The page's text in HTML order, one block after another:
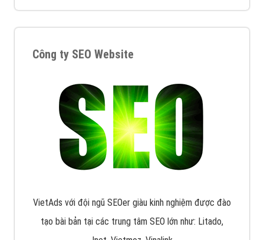
Công ty SEO Website
VietAds với đội ngũ SEOer giàu kinh nghiệm được đào
tạo bài bản tại các trung tâm SEO lớn như: Litado,